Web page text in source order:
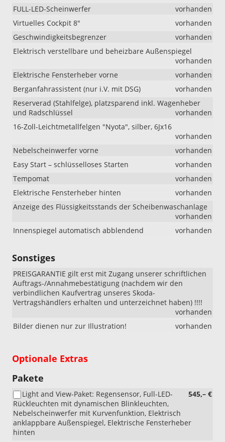
Concept)
FULL-LED-Scheinwerfer
vorhanden
Virtuelles Cockpit 8"
vorhanden
Geschwindigkeitsbegrenzer
vorhanden
Elektrisch verstellbare und beheizbare Außenspiegel
vorhanden
Elektrische Fensterheber vorne
vorhanden
Berganfahrassistent (nur i.V. mit DSG)
vorhanden
Reserverad (Stahlfelge), platzsparend inkl. Wagenheber
und Radschlüssel
vorhanden
16-Zoll-Leichtmetallfelgen "Nyota", silber, 6Jx16
vorhanden
Nebelscheinwerfer vorne
vorhanden
Easy Start – schlüsselloses Starten
vorhanden
Tempomat
vorhanden
Elektrische Fensterheber hinten
vorhanden
Anzeige des Flüssigkeitsstands der Scheibenwaschanlage
vorhanden
Innenspiegel automatisch abblendend
vorhanden
Sonstiges
PREISGARANTIE gilt erst mit Zugang unserer schriftlichen
Auftrags-/Annahmebestätigung (nachdem wir den
verbindlichen Kaufvertrag unseres Skoda-
Vertragshändlers erhalten und unterzeichnet haben) !!!!
vorhanden
Bilder dienen nur zur Illustration!
vorhanden
Optionale Extras
Pakete
545,– €
Light and View-Paket: Regensensor, Full-LED-
Rückleuchten mit dynamischen Blinkleuchten,
Nebelscheinwerfer mit Kurvenfunktion, Elektrisch
anklappbare Außenspiegel, Elektrische Fensterheber
hinten